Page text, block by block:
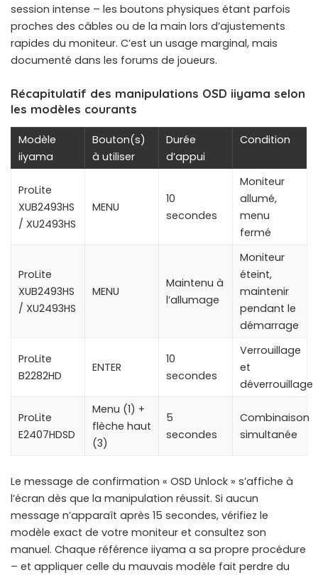
session intense – les boutons physiques étant parfois
proches des câbles ou de la main lors d’ajustements
rapides du moniteur. C’est un usage marginal, mais
documenté dans les forums de joueurs.
Récapitulatif des manipulations OSD iiyama selon
les modèles courants
Modèle
iiyama
Bouton(s)
à utiliser
Durée
d’appui
Condition
ProLite
XUB2493HS
/ XU2493HS
MENU
10
secondes
Moniteur
allumé,
menu
fermé
ProLite
XUB2493HS
/ XU2493HS
MENU
Maintenu à
l’allumage
Moniteur
éteint,
maintenir
pendant le
démarrage
ProLite
B2282HD
ENTER
10
secondes
Verrouillage
et
déverrouillage
ProLite
E2407HDSD
Menu (1) +
flèche haut
(3)
5
secondes
Combinaison
simultanée
Le message de confirmation « OSD Unlock » s’affiche à
l’écran dès que la manipulation réussit. Si aucun
message n’apparaît après 15 secondes, vérifiez le
modèle exact de votre moniteur et consultez son
manuel. Chaque référence iiyama a sa propre procédure
– et appliquer celle du mauvais modèle fait perdre du